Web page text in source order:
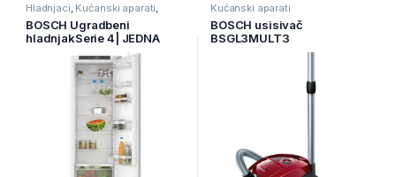
Hladnjaci Kućanski aparati
Samostojeći hladnjaci
BOSCH Ugradbeni
hladnjakSerie 4| JEDNA
VRATA, 177 cmZapremina
310l,5 polica ( KIR81VFE0 )
Kućanski aparati
BOSCH usisivač
BSGL3MULT3